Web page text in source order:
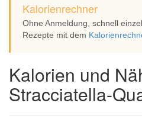
Kalorienrechner
Ohne Anmeldung, schnell
Rezepte mit dem
Kalorien und
Stracciatella-